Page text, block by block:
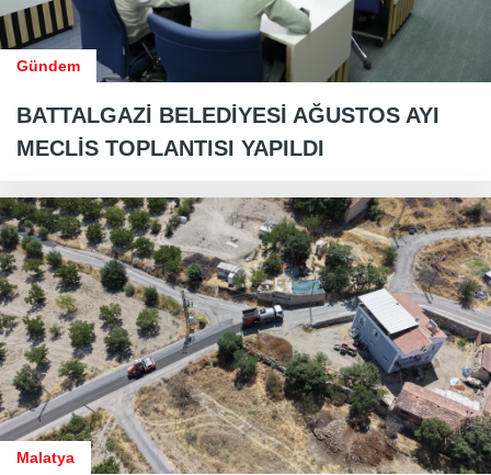
Gündem
BATTALGAZİ BELEDİYESİ AĞUSTOS AYI
MECLİS TOPLANTISI YAPILDI
Malatya